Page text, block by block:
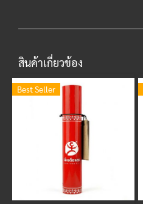
สินค้าเกี่ยวข้อง
Best Seller